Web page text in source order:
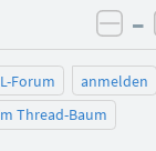
–
Forum
anmelden
Thread-Baum